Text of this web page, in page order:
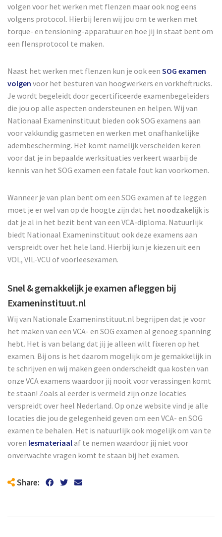
volgen voor het werken met flenzen maar ook nog eens
volgens protocol. Hierbij leren wij jou om te werken met
torque- en tensioning-apparatuur en hoe jij in staat bent om
een flensprotocol te maken.
Naast het werken met flenzen kun je ook een SOG examen
volgen voor het besturen van hoogwerkers en vorkheftrucks.
Je wordt begeleidt door gecertificeerde examenbegeleiders
die jou op alle aspecten ondersteunen en helpen. Wij van
Nationaal Exameninstituut bieden ook SOG examens aan
voor vakkundig gasmeten en werken met onafhankelijke
adembescherming. Het komt namelijk verscheiden keren
voor dat je in bepaalde werksituaties verkeert waarbij de
kennis van het SOG examen een fatale fout kan voorkomen.
Wanneer je van plan bent om een SOG examen af te leggen
moet je er wel van op de hoogte zijn dat het noodzakelijk is
dat je al in het bezit bent van een VCA-diploma. Natuurlijk
biedt Nationaal Exameninstituut ook deze examens aan
verspreidt over het hele land. Hierbij kun je kiezen uit een
VOL, VIL-VCU of voorleesexamen.
Snel & gemakkelijk je examen afleggen bij
Exameninstituut.nl
Wij van Nationale Exameninstituut.nl begrijpen dat je voor
het maken van een VCA- en SOG examen al genoeg spanning
hebt. Het is van belang dat jij je alleen wilt fixeren op het
examen. Bij ons is het daarom mogelijk om je gemakkelijk in
te schrijven en wij maken geen onderscheidt qua kosten van
onze VCA examens waardoor jij nooit voor verassingen komt
te staan! Zoals al eerder is vermeld zijn onze locaties
verspreidt over heel Nederland. Op onze website vind je alle
locaties die jou de gelegenheid geven om een VCA- en SOG
examen te behalen. Het is natuurlijk ook mogelijk om van te
voren lesmateriaalaf te nemen waardoor jij niet voor
onverwachte vragen komt te staan bij het examen.
Share: